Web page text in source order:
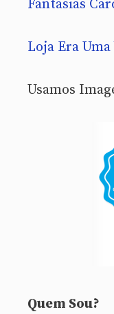
Fantasias
Loja Era Uma
Usamos
Quem Sou?